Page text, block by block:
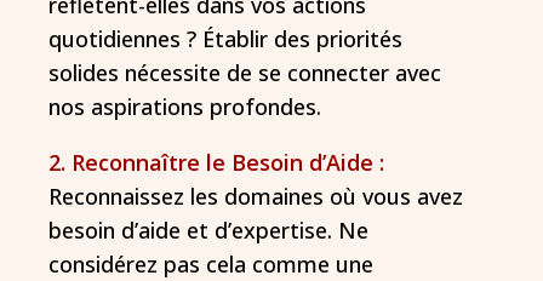
quotidiennes ? Établir des priorités
solides nécessite de se connecter avec
nos aspirations profondes.
2. Reconnaître le Besoin d’Aide :
Reconnaissez les domaines où vous avez
besoin d’aide et d’expertise. Ne
considérez pas cela comme une